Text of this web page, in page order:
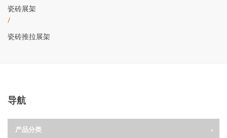
瓷砖展架
/
瓷砖推拉展架
导航
产品分类